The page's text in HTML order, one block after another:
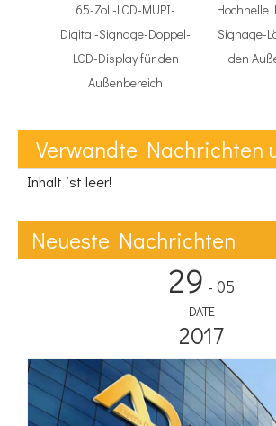
65-Zoll-LCD-MUPI-
Digital-Signage-Doppel-
LCD-Display für den
Außenbereich
Hochhelle
Signage-
den
Verwandte Nachrichten
Inhalt ist leer!
Neueste Nachrichten
29 - 05
DATE
2017